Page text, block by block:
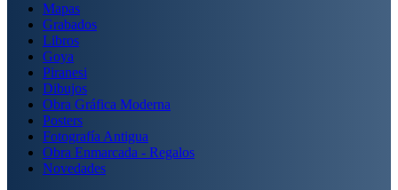
Mapas
Grabados
Libros
Goya
Piranesi
Dibujos
Obra Gráfica Moderna
Posters
Fotografía Antigua
Obra Enmarcada - Regalos
Novedades